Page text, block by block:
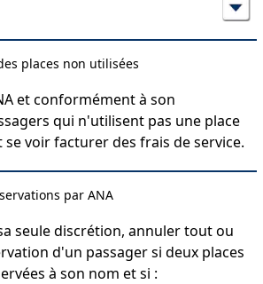
places non utilisées
et conformément à son
qui n'utilisent pas une place
voir facturer des frais de service.
par ANA
seule discrétion, annuler tout ou
d'un passager si deux places
à son nom et si :